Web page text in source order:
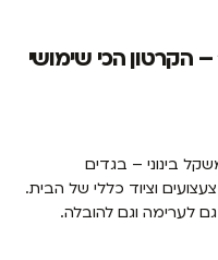
– הקרטון הכי שימושי
בינוני – בגדים
וציוד כללי של הבית.
לערימה וגם להובלה.